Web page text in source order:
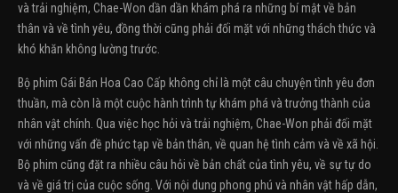
và trải nghiệm, Chae-Won dần dần khám phá ra những bí mật về bản
thân và về tình yêu, đồng thời cũng phải đối mặt với những thách thức và
khó khăn không lường trước.
Bộ phim Gái Bán Hoa Cao Cấp không chỉ là một câu chuyện tình yêu đơn
thuần, mà còn là một cuộc hành trình tự khám phá và trưởng thành của
nhân vật chính. Qua việc học hỏi và trải nghiệm, Chae-Won phải đối mặt
với những vấn đề phức tạp về bản thân, về quan hệ tình cảm và về xã hội.
Bộ phim cũng đặt ra nhiều câu hỏi về bản chất của tình yêu, về sự tự do
và về giá trị của cuộc sống. Với nội dung phong phú và nhân vật hấp dẫn,